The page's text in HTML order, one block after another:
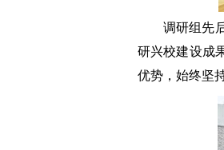
调研组先
研兴校建设成
优势，始终坚